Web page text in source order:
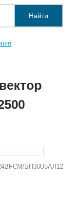
Найти
БП36U5АЛ12